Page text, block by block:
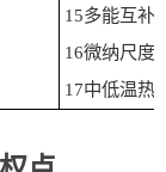
15多能互补
16微纳尺度
17中低温热